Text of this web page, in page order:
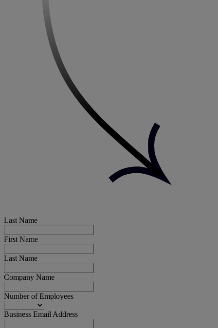
Last Name
First Name
Last Name
Company Name
Number of Employees
Business Email Address